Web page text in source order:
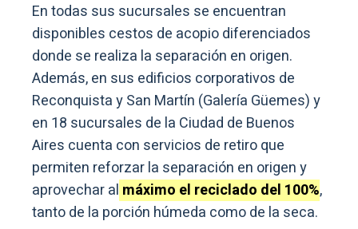
En todas sus sucursales se encuentran
disponibles cestos de acopio diferenciados
donde se realiza la separación en origen.
Además, en sus edificios corporativos de
Reconquista y San Martín (Galería Güemes) y
en 18 sucursales de la Ciudad de Buenos
Aires cuenta con servicios de retiro que
permiten reforzar la separación en origen y
aprovechar al máximo el reciclado del 100%,
tanto de la porción húmeda como de la seca.